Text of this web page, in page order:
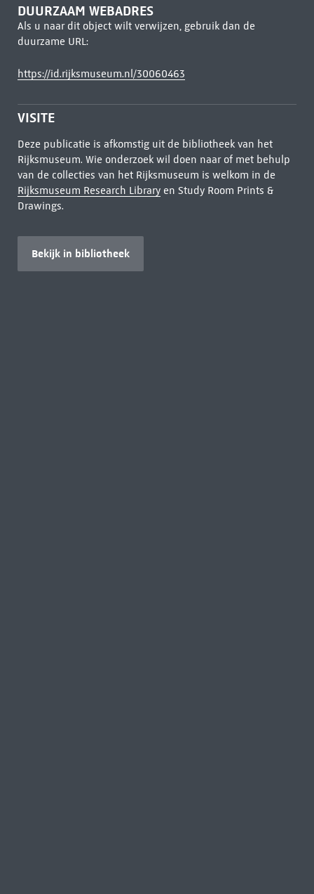
DUURZAAM WEBADRES
Als u naar dit object wilt verwijzen, gebruik dan de
duurzame URL:
https://id.rijksmuseum.nl/30060463
VISITE
Deze publicatie is afkomstig uit de bibliotheek van het
Rijksmuseum. Wie onderzoek wil doen naar of met behulp
van de collecties van het Rijksmuseum is welkom in de
Rijksmuseum Research Libraryen Study Room Prints &
Drawings.
Bekijk in bibliotheek